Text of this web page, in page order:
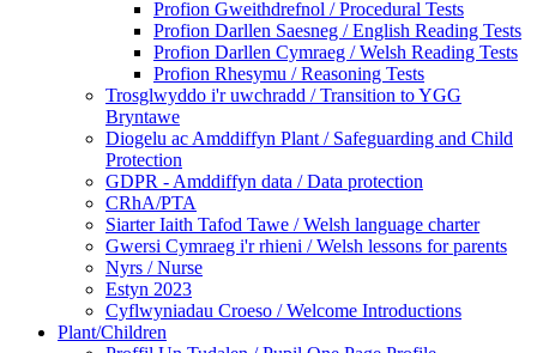
Profion Gweithdrefnol / Procedural Tests
Profion Darllen Saesneg / English Reading Tests
Profion Darllen Cymraeg / Welsh Reading Tests
Profion Rhesymu / Reasoning Tests
Trosglwyddo i'r uwchradd / Transition to YGG
Bryntawe
Diogelu ac Amddiffyn Plant / Safeguarding and Child
Protection
GDPR - Amddiffyn data / Data protection
CRhA/PTA
Siarter Iaith Tafod Tawe / Welsh language charter
Gwersi Cymraeg i'r rhieni / Welsh lessons for parents
Nyrs / Nurse
Estyn 2023
Cyflwyniadau Croeso / Welcome Introductions
Plant/Children